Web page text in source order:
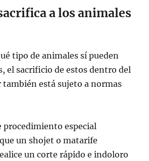
a los animales
tipo de animales sí pueden
el sacrificio de estos dentro del
también está sujeto a normas
procedimiento especial
un shojet o matarife
un corte rápido e indoloro